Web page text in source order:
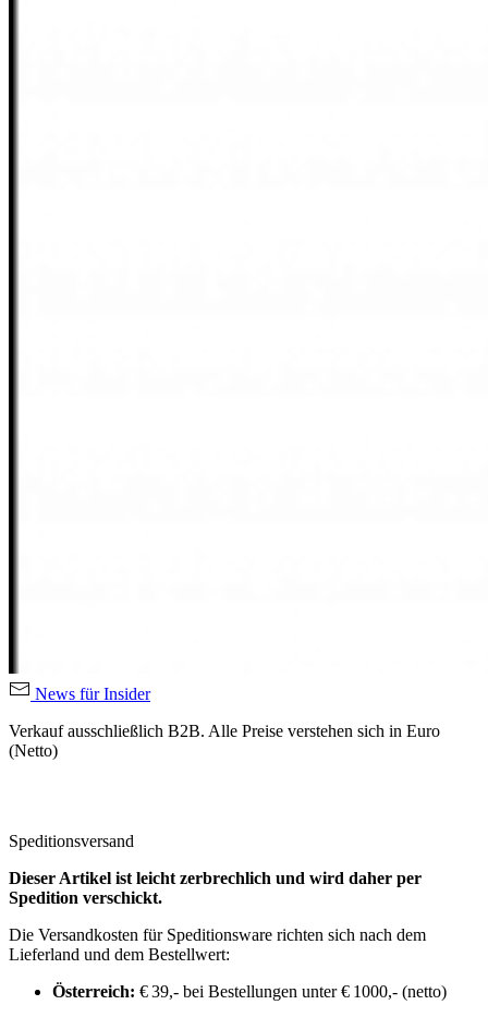
News für Insider
Verkauf ausschließlich B2B. Alle Preise verstehen sich in Euro
(Netto)
Speditionsversand
Dieser Artikel ist leicht zerbrechlich und wird daher per
Spedition verschickt.
Die Versandkosten für Speditionsware richten sich nach dem
Lieferland und dem Bestellwert:
Österreich: € 39,- bei Bestellungen unter € 1000,- (netto)